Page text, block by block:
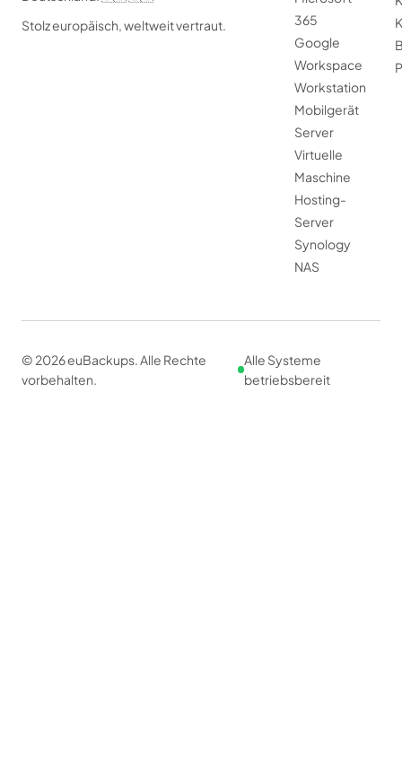
Stolz europäisch, weltweit vertraut.
365
Google
Workspace
Workstation
Mobilgerät
Server
Virtuelle
Maschine
Hosting-
Server
Synology
NAS
© 2026 euBackups. Alle Rechte
vorbehalten.
Alle Systeme
betriebsbereit